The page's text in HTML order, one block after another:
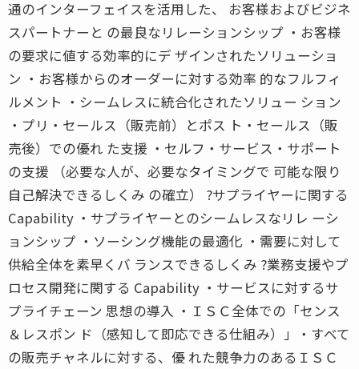
通のインターフェイスを活用した、 お客様およびビジネ
スパートナーと の最良なリレーションシップ ・お客様
の要求に値する効率的にデ ザインされたソリューショ
ン ・お客様からのオーダーに対する効率 的なフルフィ
ルメント ・シームレスに統合化されたソリュー ション
・プリ・セールス（販売前）とポス ト・セールス（販
売後）での優れ た支援 ・セルフ・サービス・サポート
の支援 （必要な人が、必要なタイミングで 可能な限り
自己解決できるしくみ の確立） ?サプライヤーに関する
Capability ・サプライヤーとのシームレスなリレ ーシ
ョンシップ ・ソーシング機能の最適化 ・需要に対して
供給全体を素早くバ ランスできるしくみ ?業務支援やプ
ロセス開発に関する Capability ・サービスに対するサ
プライチェーン 思想の導入 ・ＩＳＣ全体での「センス
＆レスポン ド（感知して即応できる仕組み）」・すべて
の販売チャネルに対する、優 れた競争力のあるＩＳＣ